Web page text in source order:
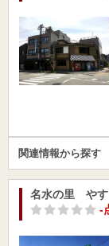
関連情報から探す
名水の里 や
-